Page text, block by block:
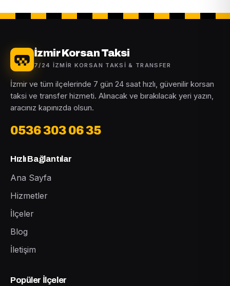
İzmir Korsan Taksi
7/24 İZMIR KORSAN TAKSI & TRANSFER
İzmir ve tüm ilçelerinde 7 gün 24 saat hızlı, güvenilir korsan
taksi ve transfer hizmeti. Alınacak ve bırakılacak yeri yazın,
aracınız kapınızda olsun.
0536 303 06 35
Hızlı Bağlantılar
Ana Sayfa
Hizmetler
İlçeler
Blog
İletişim
Popüler İlçeler